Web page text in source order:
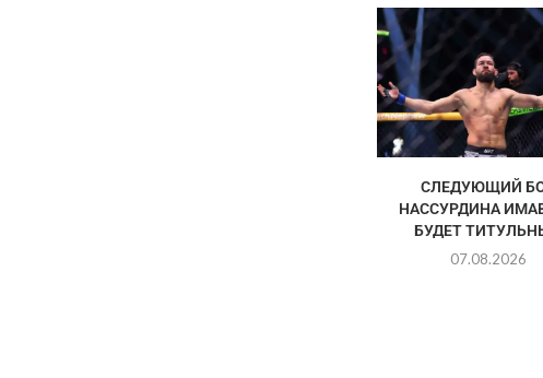
СЛЕДУЮЩИЙ
НАССУРДИНА
БУДЕТ
07.08.2026